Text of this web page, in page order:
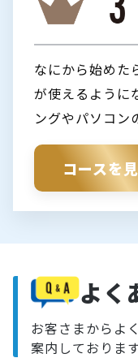
なにから始めた
が使えるように
ングやパソコン
コースを
よく
お客さまからよ
案内しております